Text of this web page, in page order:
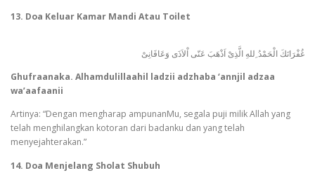
13. Doa Keluar Kamar Mandi Atau Toilet
غُفْرَانَكَ الْحَمْدُ ِللهِ الَّذِىْ اَذْهَبَ عَنّى اْلاَذَى وَعَافَانِىْ
Ghufraanaka. Alhamdulillaahil ladzii adzhaba ‘annjil adzaa
wa’aafaanii
Artinya: “Dengan mengharap ampunanMu, segala puji milik Allah yang
telah menghilangkan kotoran dari badanku dan yang telah
menyejahterakan.”
14. Doa Menjelang Sholat Shubuh